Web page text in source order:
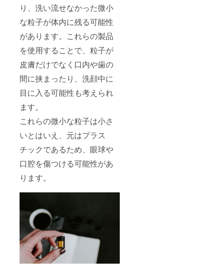
り、洗い流せなかった微小
な粒子が体内に残る可能性
があります。これらの製品
を使用することで、粒子が
皮膚だけでなく口内や歯の
間に挟まったり、洗顔中に
目に入る可能性も考えられ
ます。
これらの微小な粒子は小さ
いとはいえ、元はプラス
チックであるため、眼球や
口腔を傷つける可能性があ
ります。